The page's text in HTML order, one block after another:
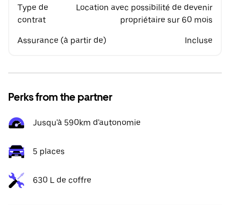
Type de
contrat
Location avec possibilité de devenir
propriétaire sur 60 mois
Assurance (à partir de) Incluse
Perks from the partner
Jusqu'à 590km d'autonomie
5 places
630 L de coffre